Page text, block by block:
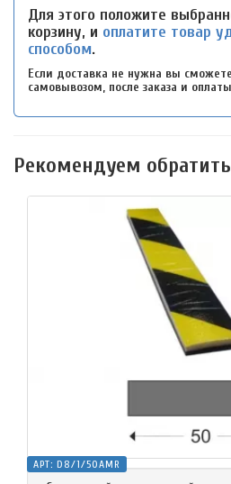
Для этого положите
корзину, и оплатите товар
способом.
Если доставка не нужна вы
самовывозом, после заказа и
Рекомендуем
АРТ: D8/1/50AMR